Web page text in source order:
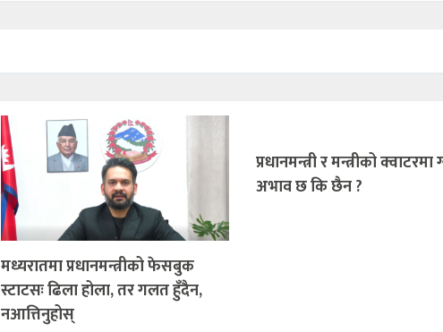
मध्यरातमा प्रधानमन्त्रीको फेसबुक
स्टाटसः ढिला होला, तर गलत हुँदैन,
नआत्तिनुहोस्
प्रधानमन्त्री र मन्त्रीको
अभाव छ कि छैन ?